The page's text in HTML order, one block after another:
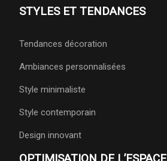
STYLES ET TENDANCES
Tendances décoration
Ambiances personnalisées
Style minimaliste
Style contemporain
Design innovant
OPTIMISATION DE L’ESPACE